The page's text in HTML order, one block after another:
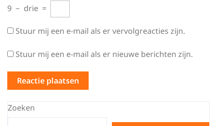
9 − drie =
Stuur mij een e-mail als er vervolgreacties zijn.
Stuur mij een e-mail als er nieuwe berichten zijn.
Zoeken